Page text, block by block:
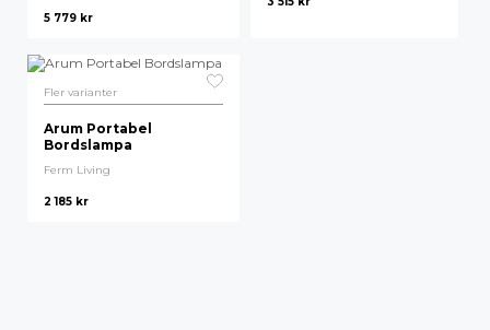
5 779 kr
Fler varianter
Arum Portabel
Bordslampa
Ferm Living
2 185 kr